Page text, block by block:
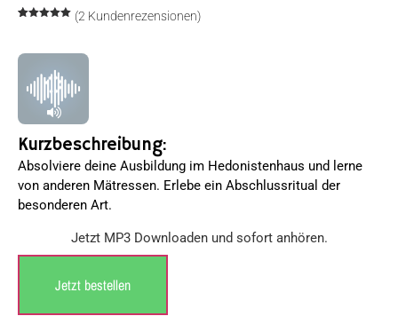
basierend
Kundenbewertungen
(2 Kundenrezensionen)
Kurzbeschreibung:
Absolviere deine Ausbildung im Hedonistenhaus und lerne
von anderen Mätressen. Erlebe ein Abschlussritual der
besonderen Art.
Jetzt MP3 Downloaden und sofort anhören.
Jetzt bestellen